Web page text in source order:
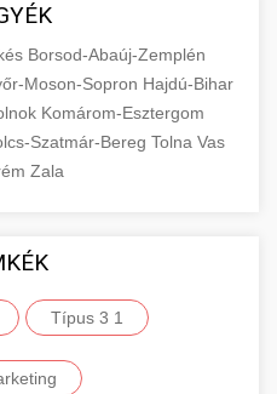
Borsod-Abaúj-Zemplén
Moson-Sopron Hajdú-Bihar
Komárom-Esztergom
Szatmár-Bereg Tolna Vas
Zala
Típus 3 1